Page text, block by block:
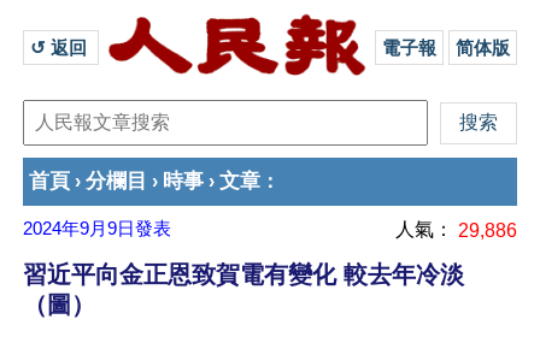
↺ 返回 電子報 简体版
首頁 › 分欄目 › 時事 › 文章 ：
2024年9月9日發表 人氣： 29,886
習近平向金正恩致賀電有變化 較去年冷淡
（圖）